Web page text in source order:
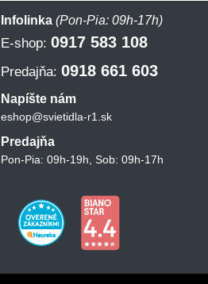
Infolinka (Pon-Pia: 09h-17h)
E-shop: 0917 583 108
Predajňa: 0918 661 603
Napíšte nám
eshop@svietidla-r1.sk
Predajňa
Pon-Pia: 09h-19h, Sob: 09h-17h